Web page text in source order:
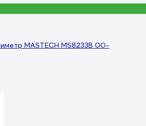
MASTECH MS8233B 00-